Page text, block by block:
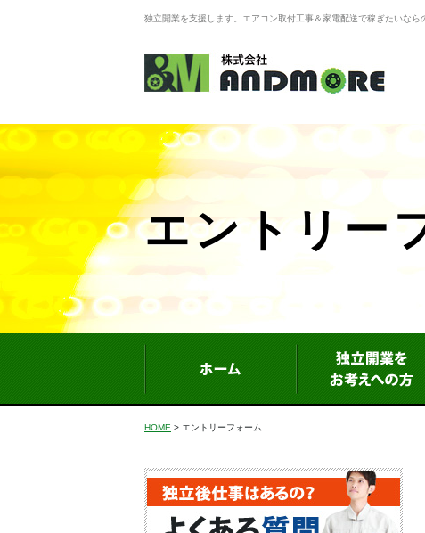
独立開業を支援します。エアコン取付工事＆家電配送で稼ぎたいな
エントリー
HOME > エントリーフォーム